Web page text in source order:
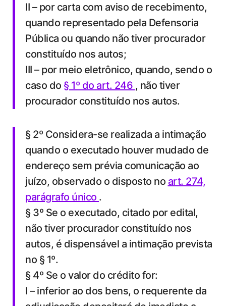
II – por carta com aviso de recebimento,
quando representado pela Defensoria
Pública ou quando não tiver procurador
constituído nos autos;
III – por meio eletrônico, quando, sendo o
caso do § 1º do art. 246 , não tiver
procurador constituído nos autos.
§ 2º Considera-se realizada a intimação
quando o executado houver mudado de
endereço sem prévia comunicação ao
juízo, observado o disposto no art. 274,
parágrafo único .
§ 3º Se o executado, citado por edital,
não tiver procurador constituído nos
autos, é dispensável a intimação prevista
no § 1º.
§ 4º Se o valor do crédito for:
I – inferior ao dos bens, o requerente da